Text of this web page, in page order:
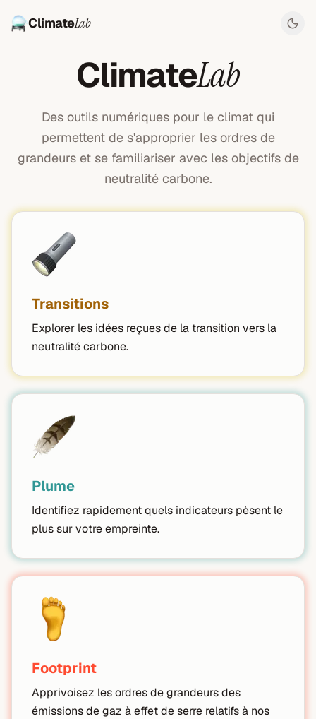
ClimateLab
ClimateLab
Des outils numériques pour le climat qui
permettent de s'approprier les ordres de
grandeurs et se familiariser avec les objectifs de
neutralité carbone.
Transitions
Explorer les idées reçues de la transition vers la
neutralité carbone.
Plume
Identifiez rapidement quels indicateurs pèsent le
plus sur votre empreinte.
Footprint
Apprivoisez les ordres de grandeurs des
émissions de gaz à effet de serre relatifs à nos